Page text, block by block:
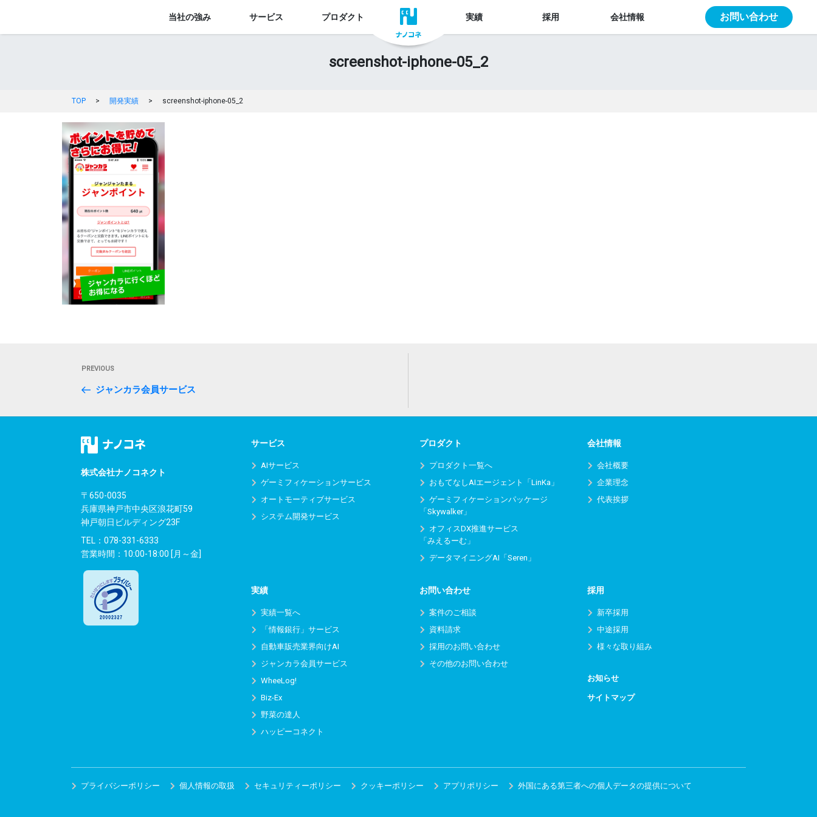
当社の強み サービス プロダクト 実績 採用 会社情報 お問い合わせ
screenshot-iphone-05_2
TOP > 開発実績 > screenshot-iphone-05_2
ビ
ゲ
ョ
ン
Previous
Post
PREVIOUS
ジャンカラ会員サービス
株式会社ナノコネクト
〒650-0035
兵庫県神戸市中央区浪花町59
神戸朝日ビルディング23F
TEL： 078-331-6333
営業時間：10:00-18:00 [月～金]
サービス
AIサービス
ゲーミフィケーションサービス
オートモーティブサービス
システム開発サービス
プロダクト
プロダクト一覧へ
おもてなしAIエージェント「LinKa」
ゲーミフィケーションパッケージ
「Skywalker」
オフィスDX推進サービス
「みえるーむ」
データマイニングAI「Seren」
会社情報
会社概要
企業理念
代表挨拶
実績
実績一覧へ
「情報銀行」サービス
自動車販売業界向けAI
ジャンカラ会員サービス
WheeLog!
Biz-Ex
野菜の達人
ハッピーコネクト
お問い合わせ
案件のご相談
資料請求
採用のお問い合わせ
その他のお問い合わせ
採用
新卒採用
中途採用
様々な取り組み
お知らせ
サイトマップ
プライバシーポリシー 個人情報の取扱 セキュリティーポリシー クッキーポリシー アプリポリシー 外国にある第三者への個人データの提供について